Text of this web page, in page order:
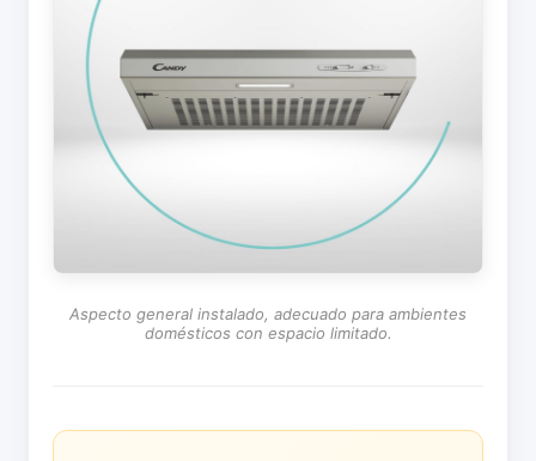
Aspecto general instalado, adecuado para ambientes
domésticos con espacio limitado.